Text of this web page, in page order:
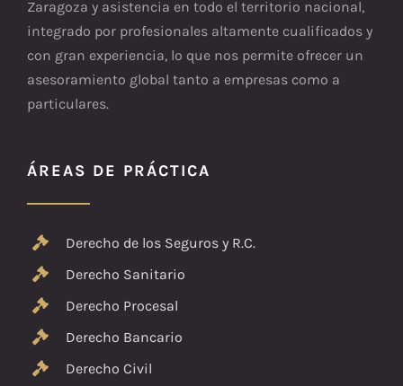
Zaragoza y asistencia en todo el territorio nacional,
integrado por profesionales altamente cualificados y
con gran experiencia, lo que nos permite ofrecer un
asesoramiento global tanto a empresas como a
particulares.
ÁREAS DE PRÁCTICA
Derecho de los Seguros y R.C.
Derecho Sanitario
Derecho Procesal
Derecho Bancario
Derecho Civil